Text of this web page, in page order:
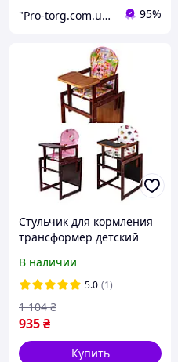
"Pro-torg.com.ua" - интернет-магазин детских товаров и игрушек 95%
Стульчик для кормления
трансформер детский
девочки
В наличии
5.0 (1)
935₴
1 104 ₴
Купить